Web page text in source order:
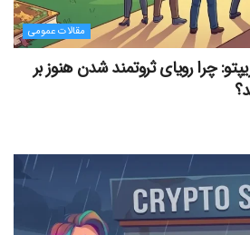
مقالات عمومی
در کریپتو: چرا رویای ثروتمند شدن هنوز بر